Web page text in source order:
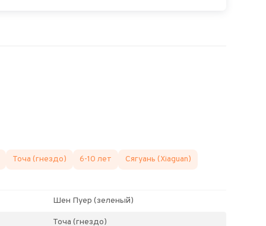
Точа (гнездо) 6-10 лет Сягуань (Xiaguan)
Шен Пуер (зеленый)
Точа (гнездо)